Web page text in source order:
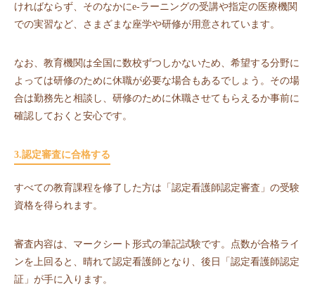
ければならず、そのなかにe-ラーニングの受講や指定の医療機関
での実習など、さまざまな座学や研修が用意されています。
なお、教育機関は全国に数校ずつしかないため、希望する分野に
よっては研修のために休職が必要な場合もあるでしょう。その場
合は勤務先と相談し、研修のために休職させてもらえるか事前に
確認しておくと安心です。
3.認定審査に合格する
すべての教育課程を修了した方は「認定看護師認定審査」の受験
資格を得られます。
審査内容は、マークシート形式の筆記試験です。点数が合格ライ
ンを上回ると、晴れて認定看護師となり、後日「認定看護師認定
証」が手に入ります。